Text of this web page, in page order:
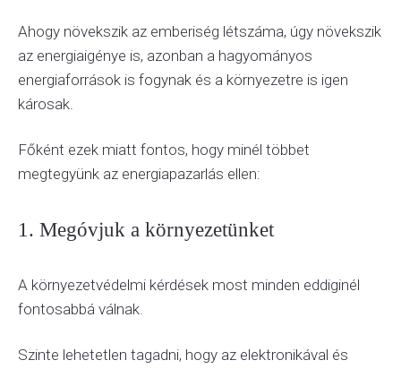
Ahogy növekszik az emberiség létszáma, úgy növekszik
az energiaigénye is, azonban a hagyományos
energiaforrások is fogynak és a környezetre is igen
károsak.
Főként ezek miatt fontos, hogy minél többet
megtegyünk az energiapazarlás ellen:
1. Megóvjuk a környezetünket
A környezetvédelmi kérdések most minden eddiginél
fontosabbá válnak.
Szinte lehetetlen tagadni, hogy az elektronikával és